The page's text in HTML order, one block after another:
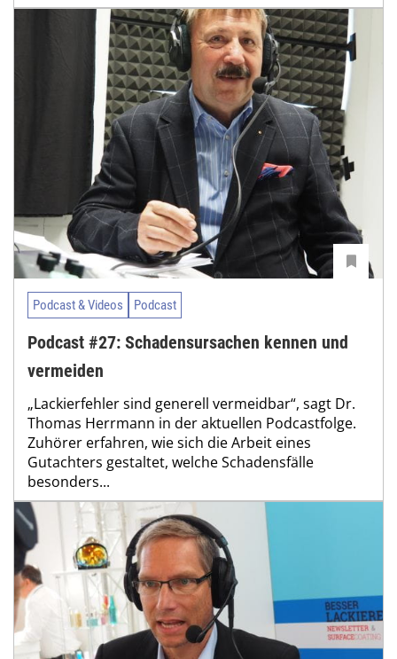
Podcast & Videos Podcast
Podcast #27: Schadensursachen kennen und
vermeiden
„Lackierfehler sind generell vermeidbar“, sagt Dr.
Thomas Herrmann in der aktuellen Podcastfolge.
Zuhörer erfahren, wie sich die Arbeit eines
Gutachters gestaltet, welche Schadensfälle
besonders...